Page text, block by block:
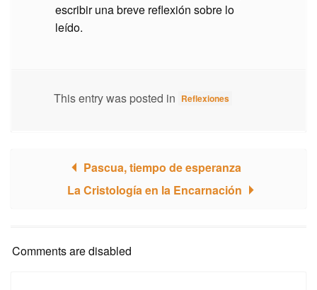
escribir una breve reflexión sobre lo
leído.
This entry was posted in Reflexiones
Post navigation
Pascua, tiempo de esperanza
La Cristología en la Encarnación
Comments are disabled